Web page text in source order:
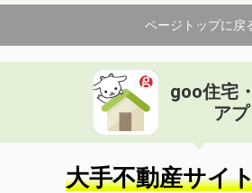
ページトップに戻
goo住宅
アプ
大手不動産サイ